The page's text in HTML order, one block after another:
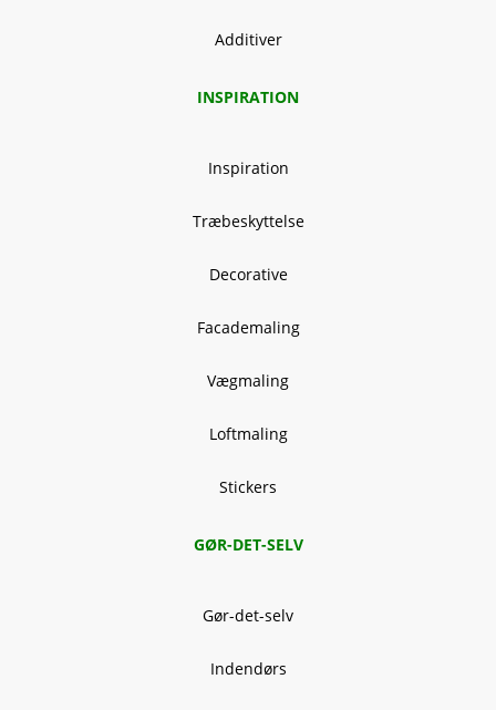
Additiver
INSPIRATION
Inspiration
Træbeskyttelse
Decorative
Facademaling
Vægmaling
Loftmaling
Stickers
GØR-DET-SELV
Gør-det-selv
Indendørs